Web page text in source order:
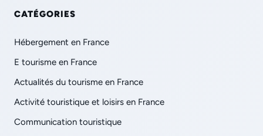
CATÉGORIES
Hébergement en France
E tourisme en France
Actualités du tourisme en France
Activité touristique et loisirs en France
Communication touristique